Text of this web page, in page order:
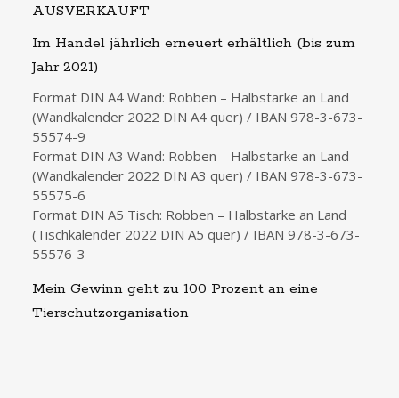
AUSVERKAUFT
Im Handel jährlich erneuert erhältlich (bis zum
Jahr 2021)
Format DIN A4 Wand: Robben – Halbstarke an Land
(Wandkalender 2022 DIN A4 quer) / IBAN 978-3-673-
55574-9
Format DIN A3 Wand: Robben – Halbstarke an Land
(Wandkalender 2022 DIN A3 quer) / IBAN 978-3-673-
55575-6
Format DIN A5 Tisch: Robben – Halbstarke an Land
(Tischkalender 2022 DIN A5 quer) / IBAN 978-3-673-
55576-3
Mein Gewinn geht zu 100 Prozent an eine
Tierschutzorganisation